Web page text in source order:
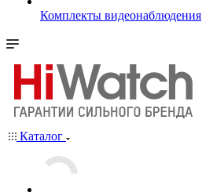
Комплекты видеонаблюдения
Каталог